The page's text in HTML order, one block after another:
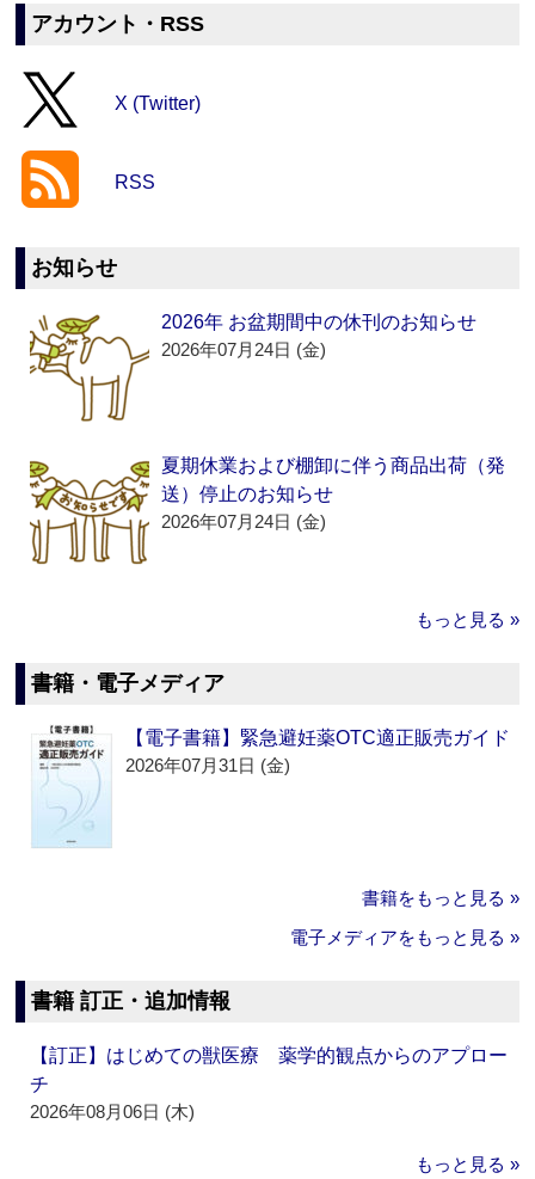
アカウント・RSS
X (Twitter)
RSS
お知らせ
2026年 お盆期間中の休刊のお知らせ
2026年07月24日 (金)
夏期休業および棚卸に伴う商品出荷（発
送）停止のお知らせ
2026年07月24日 (金)
もっと見る »
書籍・電子メディア
【電子書籍】緊急避妊薬OTC適正販売ガイド
2026年07月31日 (金)
書籍をもっと見る »
電子メディアをもっと見る »
書籍 訂正・追加情報
【訂正】はじめての獣医療 薬学的観点からのアプロー
チ
2026年08月06日 (木)
もっと見る »